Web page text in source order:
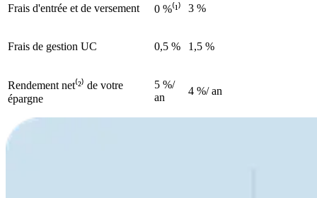
Frais d'entrée et de versement 0 %⁽¹⁾ 3 %
Frais de gestion UC 0,5 % 1,5 %
Rendement net⁽²⁾ de votre
épargne
5 %/
an
4 %/ an